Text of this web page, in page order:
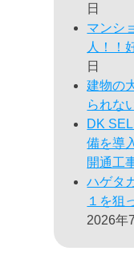
日
マンシ
人！！
日
建物の
られな
DK
備を導
開通工
ハゲタ
１を狙
2026年